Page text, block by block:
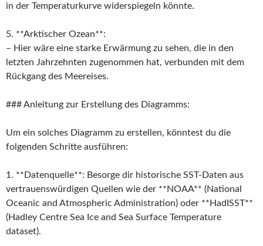
in der Temperaturkurve widerspiegeln könnte.
5. **Arktischer Ozean**:
– Hier wäre eine starke Erwärmung zu sehen, die in den
letzten Jahrzehnten zugenommen hat, verbunden mit dem
Rückgang des Meereises.
### Anleitung zur Erstellung des Diagramms:
Um ein solches Diagramm zu erstellen, könntest du die
folgenden Schritte ausführen:
1. **Datenquelle**: Besorge dir historische SST-Daten aus
vertrauenswürdigen Quellen wie der **NOAA** (National
Oceanic and Atmospheric Administration) oder **HadISST**
(Hadley Centre Sea Ice and Sea Surface Temperature
dataset).